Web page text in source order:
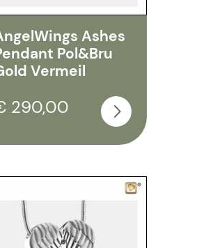
Ashes
Pol&Bru
Vermeil
290,00